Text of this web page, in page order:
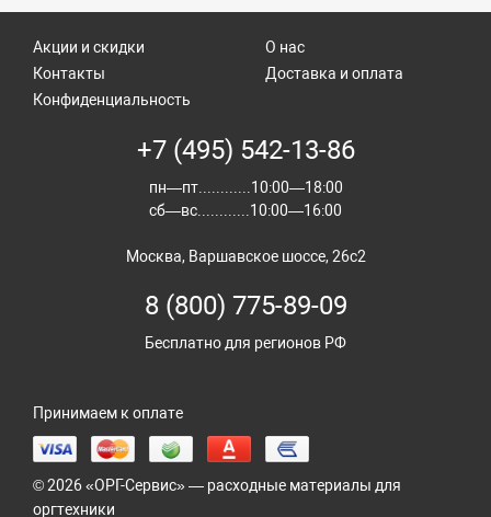
Акции и скидки
Контакты
О нас
Доставка и оплата
Конфиденциальность
+7 (495) 542-13-86
пн—пт............10:00—18:00
сб—вс............10:00—16:00
Москва, Варшавское шоссе, 26с2
8 (800) 775-89-09
Бесплатно для регионов РФ
Принимаем к оплате
© 2026 «ОРГ-Сервис» — расходные материалы для
оргтехники